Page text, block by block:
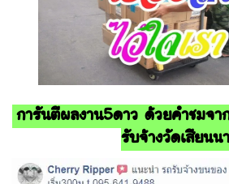
การันตีผลงาน5ดาว ด้วยคำชมจา
รับจ้างวัดเสียนน